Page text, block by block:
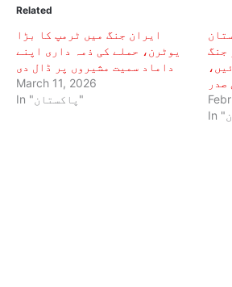
Related
ایران جنگ میں ٹرمپ کا بڑا
یوٹرن، حملے کی ذمہ داری اپنے
داماد سمیت مشیروں پر ڈال دی
March 11, 2026
In "پاکستان"
جنگ
صدر